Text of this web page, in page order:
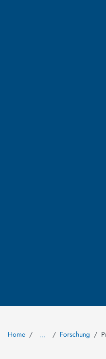
Home … Forschung